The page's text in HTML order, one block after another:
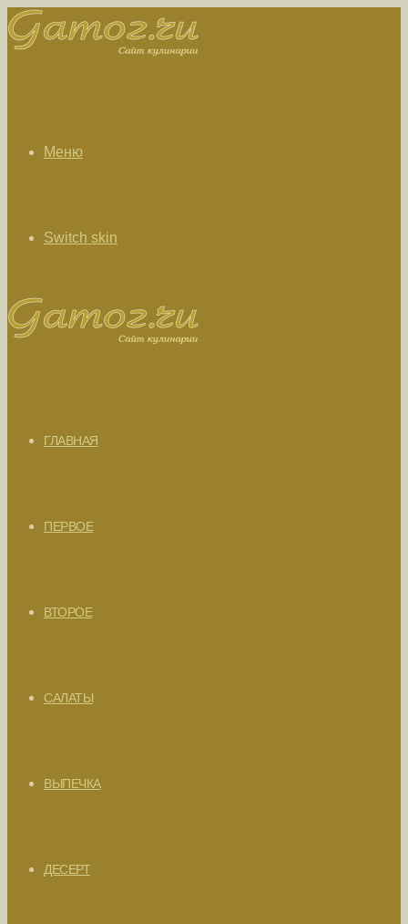
Меню
Switch skin
ГЛАВНАЯ
ПЕРВОЕ
ВТОРОЕ
САЛАТЫ
ВЫПЕЧКА
ДЕСЕРТ